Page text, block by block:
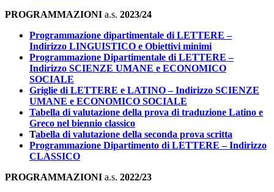
PROGRAMMAZIONI a.s. 2023/24
Programmazione dipartimentale di LETTERE –
Indirizzo LINGUISTICO e Obiettivi minimi
Programmazione Dipartimentale di LETTERE –
Indirizzo SCIENZE UMANE e ECONOMICO
SOCIALE
Griglie di LETTERE e LATINO – Indirizzo SCIENZE
UMANE e ECONOMICO SOCIALE
Tabella di valutazione della prova di traduzione Latino e
Greco nel biennio classico
Tabella di valutazione della seconda prova scritta
Programmazione Dipartimento di LETTERE – Indirizzo
CLASSICO
PROGRAMMAZIONI a.s. 2022/23